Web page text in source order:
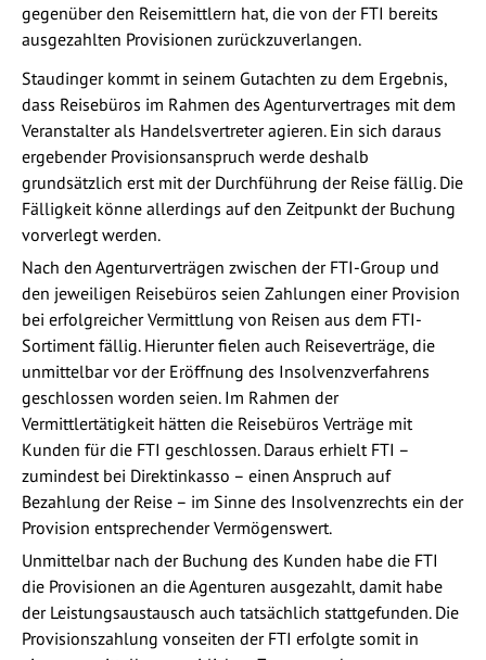
gegenüber den Reisemittlern hat, die von der FTI bereits
ausgezahlten Provisionen zurückzuverlangen.
Staudinger kommt in seinem Gutachten zu dem Ergebnis,
dass Reisebüros im Rahmen des Agenturvertrages mit dem
Veranstalter als Handelsvertreter agieren. Ein sich daraus
ergebender Provisionsanspruch werde deshalb
grundsätzlich erst mit der Durchführung der Reise fällig. Die
Fälligkeit könne allerdings auf den Zeitpunkt der Buchung
vorverlegt werden.
Nach den Agenturverträgen zwischen der FTI-Group und
den jeweiligen Reisebüros seien Zahlungen einer Provision
bei erfolgreicher Vermittlung von Reisen aus dem FTI-
Sortiment fällig. Hierunter fielen auch Reiseverträge, die
unmittelbar vor der Eröffnung des Insolvenzverfahrens
geschlossen worden seien. Im Rahmen der
Vermittlertätigkeit hätten die Reisebüros Verträge mit
Kunden für die FTI geschlossen. Daraus erhielt FTI –
zumindest bei Direktinkasso – einen Anspruch auf
Bezahlung der Reise – im Sinne des Insolvenzrechts ein der
Provision entsprechender Vermögenswert.
Unmittelbar nach der Buchung des Kunden habe die FTI
die Provisionen an die Agenturen ausgezahlt, damit habe
der Leistungsaustausch auch tatsächlich stattgefunden. Die
Provisionszahlung vonseiten der FTI erfolgte somit in